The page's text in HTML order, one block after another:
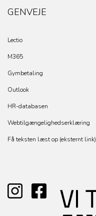
GENVEJE
Lectio
M365
Gymbetaling
Outlook
HR-databasen
Webtilgængelighedserklæring
Få teksten læst op (eksternt link)